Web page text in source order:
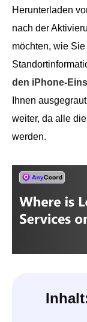
Herunterladen
nach der
möchten, wie
den iPhone-
Ihnen
weiter, da alle
werden.